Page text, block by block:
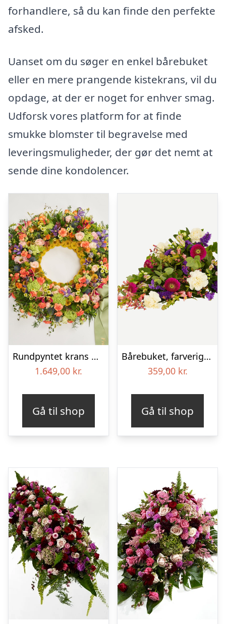
forhandlere, så du kan finde den perfekte
afsked.
Uanset om du søger en enkel bårebuket
eller en mere prangende kistekrans, vil du
opdage, at der er noget for enhver smag.
Udforsk vores platform for at finde
smukke blomster til begravelse med
leveringsmuligheder, der gør det nemt at
sende dine kondolencer.
Rundpyntet krans med bånd – Et farverigt farvel
1.649,00 kr.
Gå til shop
Bårebuket, farverig (Floristens kreative valg)
359,00 kr.
Gå til shop